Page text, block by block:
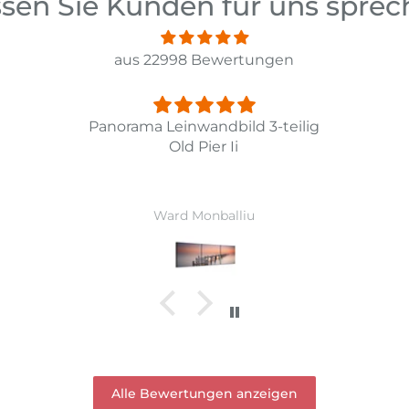
aus 22998 Bewertungen
Fint
Jens Sevelsted
Alle Bewertungen anzeigen